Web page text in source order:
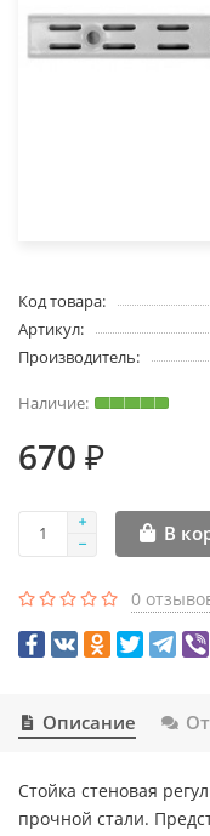
Код товара:
Артикул:
Производитель:
670 ₽
В
0
Описание
Стойка стеновая
прочной стали.